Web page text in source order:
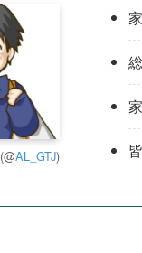
(@AL_GTJ)